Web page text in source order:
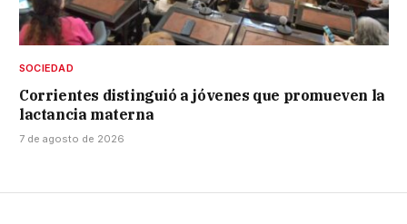
SOCIEDAD
Corrientes distinguió a jóvenes que promueven la
lactancia materna
7 de agosto de 2026